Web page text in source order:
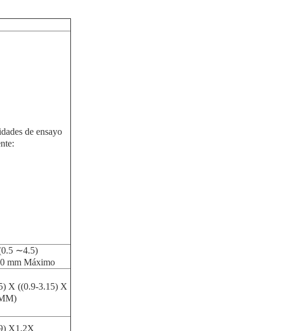
de ensayo
∼4.5)
mm Máximo
X ((0.9-3.15) X
X1.2X